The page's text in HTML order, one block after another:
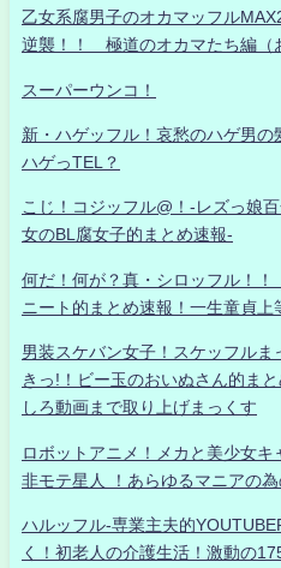
乙女系腐男子のオカマッフル
逆襲！！ 極道のオカマたち編（
スーパーウンコ！
新・ハゲッフル！哀愁のハゲ男の
ハゲっTEL？
こじ！コジッフル@！-レズっ娘
女のBL腐女子的まとめ速報-
何だ！何が？真・シロッフル
ニート的まとめ速報！一生童貞上
男装スケバン女子！スケッフル
きっ!！ビー玉のおいぬさん的ま
しろ動画まで取り上げまっくす
ロボットアニメ！メカと美少女キ
非モテ星人 ！あらゆるマニアの
ハルッフル-専業主夫的
く！初老人の介護生活！激動の